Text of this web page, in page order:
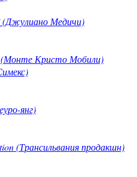
(Джулиано Медичи)
(Монте Кристо Мобили)
янг)
(Трансильвания продакшн)